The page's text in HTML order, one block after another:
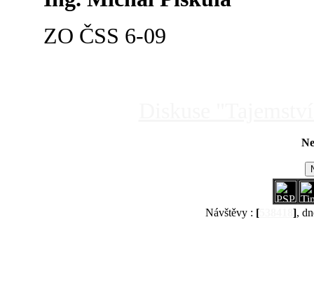
ZO ČSS 6-09
Návštěvy : [538418 ],